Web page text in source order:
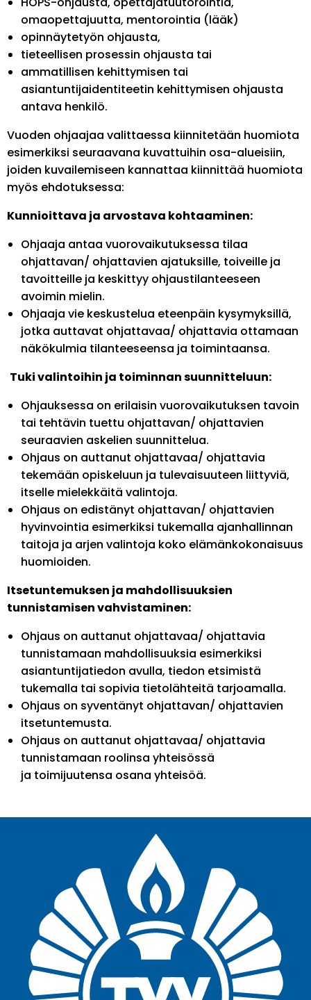
omaopettajuutta, mentorointia (lääk)
opinnäytetyön ohjausta,
tieteellisen prosessin ohjausta tai
ammatillisen kehittymisen tai
asiantuntijaidentiteetin kehittymisen ohjausta
antava henkilö.
Vuoden ohjaajaa valittaessa kiinnitetään huomiota
esimerkiksi seuraavana kuvattuihin osa-alueisiin,
joiden kuvailemiseen kannattaa kiinnittää huomiota
myös ehdotuksessa:
Kunnioittava ja arvostava kohtaaminen:
Ohjaaja antaa vuorovaikutuksessa tilaa
ohjattavan/ ohjattavien ajatuksille, toiveille ja
tavoitteille ja keskittyy ohjaustilanteeseen
avoimin mielin.
Ohjaaja vie keskustelua eteenpäin kysymyksillä,
jotka auttavat ohjattavaa/ ohjattavia ottamaan
näkökulmia tilanteeseensa ja toimintaansa.
Tuki valintoihin ja toiminnan suunnitteluun:
Ohjauksessa on erilaisin vuorovaikutuksen tavoin
tai tehtävin tuettu ohjattavan/ ohjattavien
seuraavien askelien suunnittelua.
Ohjaus on auttanut ohjattavaa/ ohjattavia
tekemään opiskeluun ja tulevaisuuteen liittyviä,
itselle mielekkäitä valintoja.
Ohjaus on edistänyt ohjattavan/ ohjattavien
hyvinvointia esimerkiksi tukemalla ajanhallinnan
taitoja ja arjen valintoja koko elämänkokonaisuus
huomioiden.
Itsetuntemuksen ja mahdollisuuksien
tunnistamisen vahvistaminen:
Ohjaus on auttanut ohjattavaa/ ohjattavia
tunnistamaan mahdollisuuksia esimerkiksi
asiantuntijatiedon avulla, tiedon etsimistä
tukemalla tai sopivia tietolähteitä tarjoamalla.
Ohjaus on syventänyt ohjattavan/ ohjattavien
itsetuntemusta.
Ohjaus on auttanut ohjattavaa/ ohjattavia
tunnistamaan roolinsa yhteisössä
ja toimijuutensa osana yhteisöä.